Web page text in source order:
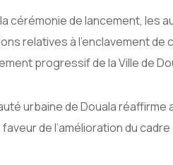
cérémonie de lancement, les
relatives à l’enclavement de
progressif de la Ville de
urbaine de Douala
de l’amélioration du